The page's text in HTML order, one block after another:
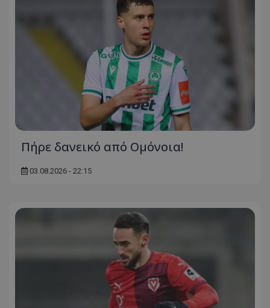
Πήρε δανεικό από Ομόνοια!
03.08.2026 - 22:15